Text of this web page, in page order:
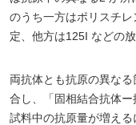
のうち一方はポリスチ
定、他方は125I などの
両抗体とも抗原の異な
合し、「固相結合抗体
試料中の抗原量が増え